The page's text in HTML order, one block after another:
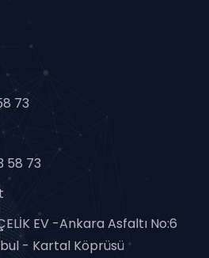
73
58 73
EV -Ankara Asfaltı No:6
- Kartal Köprüsü